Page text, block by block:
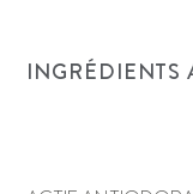
INGRÉDIENTS